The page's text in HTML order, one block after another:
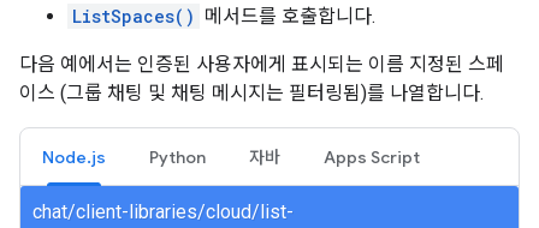
ListSpaces() 메서드를 호출합니다.
다음 예에서는 인증된 사용자에게 표시되는 이름 지정된 스페
이스 (그룹 채팅 및 채팅 메시지는 필터링됨)를 나열합니다.
Node.js Python 자바 Apps Script
chat/client-libraries/cloud/list-